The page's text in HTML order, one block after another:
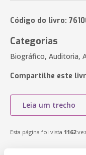
Código do livro:
Categorias
Biográfico, Auditoria,
Compartilhe este
Leia um trecho
Esta página foi vista 1162